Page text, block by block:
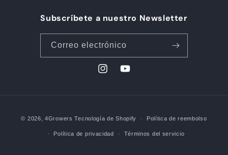
Subscríbete a nuestro Newsletter
Correo electrónico
InstagramYouTube
de
pago
© 2026,4Growers Tecnología de Shopify Política de reembolso
Política de privacidad Términos del servicio